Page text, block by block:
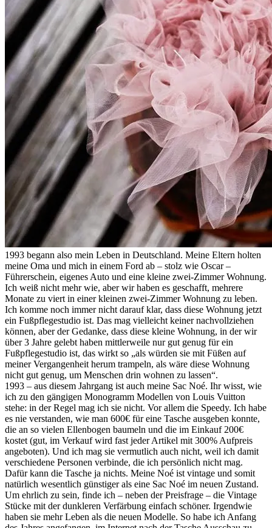
1993 begann also mein Leben in Deutschland. Meine Eltern holten
meine Oma und mich in einem Ford ab – stolz wie Oscar –
Führerschein, eigenes Auto und eine kleine zwei-Zimmer Wohnung.
Ich weiß nicht mehr wie, aber wir haben es geschafft, mehrere
Monate zu viert in einer kleinen zwei-Zimmer Wohnung zu leben.
Ich komme noch immer nicht darauf klar, dass diese Wohnung jetzt
ein Fußpflegestudio ist. Das mag vielleicht keiner nachvollziehen
können, aber der Gedanke, dass diese kleine Wohnung, in der wir
über 3 Jahre gelebt haben mittlerweile nur gut genug für ein
Fußpflegestudio ist, das wirkt so „als würden sie mit Füßen auf
meiner Vergangenheit herum trampeln, als wäre diese Wohnung
nicht gut genug, um Menschen drin wohnen zu lassen“.
1993 – aus diesem Jahrgang ist auch meine Sac Noé. Ihr wisst, wie
ich zu den gängigen Monogramm Modellen von Louis Vuitton
stehe: in der Regel mag ich sie nicht. Vor allem die Speedy. Ich habe
es nie verstanden, wie man 600€ für eine Tasche ausgeben konnte,
die an so vielen Ellenbogen baumeln und die im Einkauf 200€
kostet (gut, im Verkauf wird fast jeder Artikel mit 300% Aufpreis
angeboten). Und ich mag sie vermutlich auch nicht, weil ich damit
verschiedene Personen verbinde, die ich persönlich nicht mag.
Dafür kann die Tasche ja nichts. Meine Noé ist vintage und somit
natürlich wesentlich günstiger als eine Sac Noé im neuen Zustand.
Um ehrlich zu sein, finde ich – neben der Preisfrage – die Vintage
Stücke mit der dunkleren Verfärbung einfach schöner. Irgendwie
haben sie mehr Leben als die neuen Modelle. So habe ich Anfang